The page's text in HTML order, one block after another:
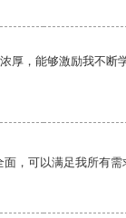
厚，能够激励我不断
，可以满足我所有需